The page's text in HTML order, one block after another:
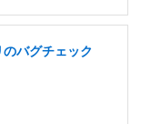
バグチェック